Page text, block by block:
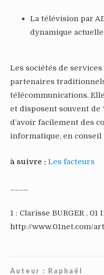
La télévision par
dynamique
Les sociétés de
partenaires
télécommunications.
et disposent souvent
d’avoir facilement des
informatique, en conseil
à suivre : Les facteurs
1 : Clarisse BURGER ,
http://www.01net.com/
Auteur : Raphaël